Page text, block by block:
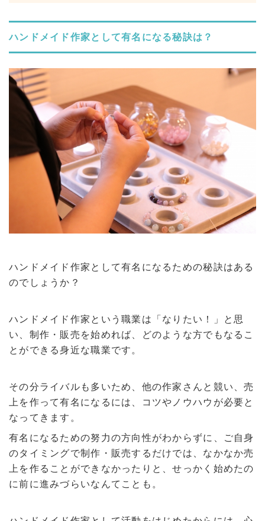
ハンドメイド作家として有名になる秘訣は？
ハンドメイド作家として有名になるための秘訣はある
のでしょうか？
ハンドメイド作家という職業は「なりたい！」と思
い、制作・販売を始めれば、どのような方でもなるこ
とができる身近な職業です。
その分ライバルも多いため、他の作家さんと競い、売
上を作って有名になるには、コツやノウハウが必要と
なってきます。
有名になるための努力の方向性がわからずに、ご自身
のタイミングで制作・販売するだけでは、なかなか売
上を作ることができなかったりと、せっかく始めたの
に前に進みづらいなんてことも。